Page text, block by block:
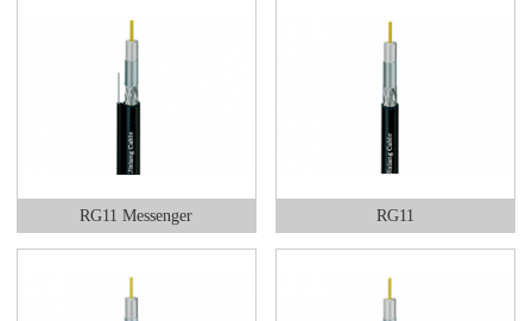
RG11 Messenger RG11